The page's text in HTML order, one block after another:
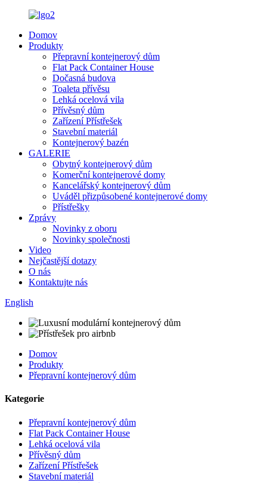
Domov
Produkty
Přepravní kontejnerový dům
Flat Pack Container House
Dočasná budova
Toaleta přívěsu
Lehká ocelová vila
Přívěsný dům
Zařízení Přístřešek
Stavební materiál
Kontejnerový bazén
GALERIE
Obytný kontejnerový dům
Komerční kontejnerové domy
Kancelářský kontejnerový dům
Uváděl přizpůsobené kontejnerové domy
Přístřešky
Zprávy
Novinky z oboru
Novinky společnosti
Video
Nejčastější dotazy
O nás
Kontaktujte nás
English
Domov
Produkty
Přepravní kontejnerový dům
Kategorie
Přepravní kontejnerový dům
Flat Pack Container House
Lehká ocelová vila
Přívěsný dům
Zařízení Přístřešek
Stavební materiál